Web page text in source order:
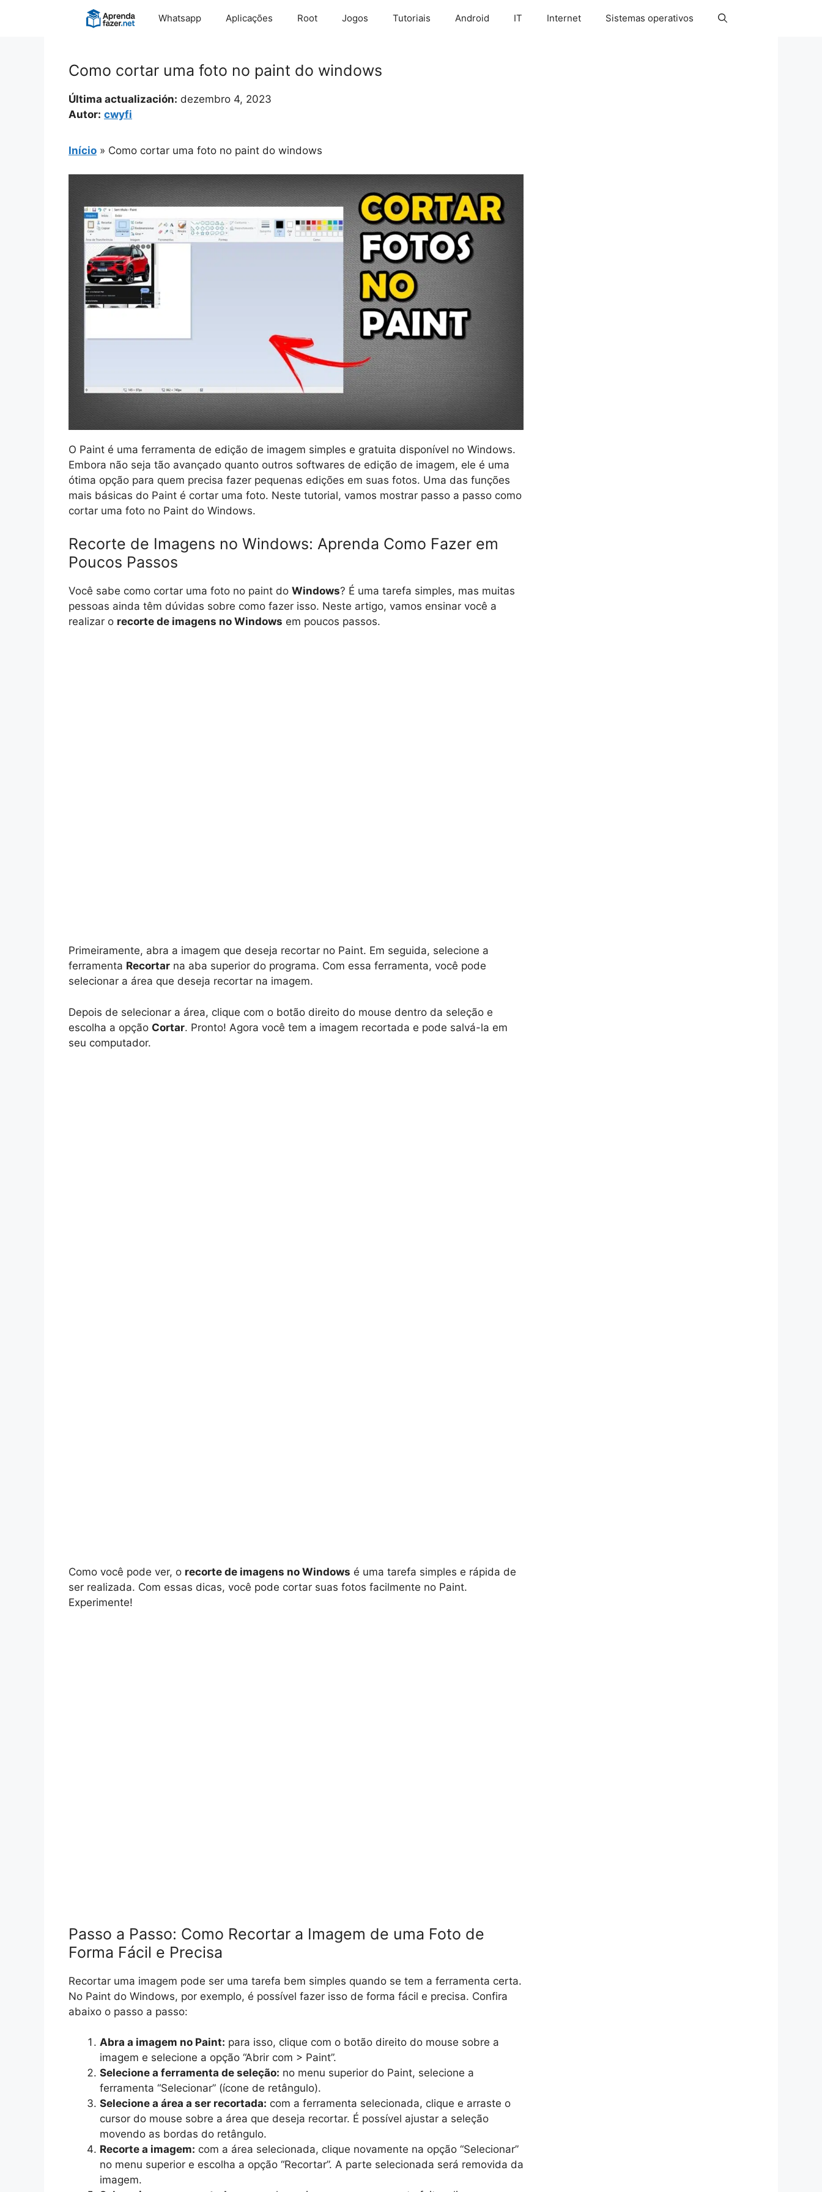
Whatsapp Aplicações Root Jogos Tutoriais Android IT Internet Sistemas operativos
Como cortar uma foto no paint do windows
Última actualización: dezembro 4, 2023
Autor: cwyfi
Início » Como cortar uma foto no paint do windows
O Paint é uma ferramenta de edição de imagem simples e gratuita disponível no Windows.
Embora não seja tão avançado quanto outros softwares de edição de imagem, ele é uma
ótima opção para quem precisa fazer pequenas edições em suas fotos. Uma das funções
mais básicas do Paint é cortar uma foto. Neste tutorial, vamos mostrar passo a passo como
cortar uma foto no Paint do Windows.
Recorte de Imagens no Windows: Aprenda Como Fazer em
Poucos Passos
Você sabe como cortar uma foto no paint do Windows? É uma tarefa simples, mas muitas
pessoas ainda têm dúvidas sobre como fazer isso. Neste artigo, vamos ensinar você a
realizar o recorte de imagens no Windows em poucos passos.
Primeiramente, abra a imagem que deseja recortar no Paint. Em seguida, selecione a
ferramenta Recortar na aba superior do programa. Com essa ferramenta, você pode
selecionar a área que deseja recortar na imagem.
Depois de selecionar a área, clique com o botão direito do mouse dentro da seleção e
escolha a opção Cortar. Pronto! Agora você tem a imagem recortada e pode salvá-la em
seu computador.
Como você pode ver, o recorte de imagens no Windows é uma tarefa simples e rápida de
ser realizada. Com essas dicas, você pode cortar suas fotos facilmente no Paint.
Experimente!
Passo a Passo: Como Recortar a Imagem de uma Foto de
Forma Fácil e Precisa
Recortar uma imagem pode ser uma tarefa bem simples quando se tem a ferramenta certa.
No Paint do Windows, por exemplo, é possível fazer isso de forma fácil e precisa. Confira
abaixo o passo a passo:
Abra a imagem no Paint: para isso, clique com o botão direito do mouse sobre a
imagem e selecione a opção “Abrir com > Paint”.
Selecione a ferramenta de seleção: no menu superior do Paint, selecione a
ferramenta “Selecionar” (ícone de retângulo).
Selecione a área a ser recortada: com a ferramenta selecionada, clique e arraste o
cursor do mouse sobre a área que deseja recortar. É possível ajustar a seleção
movendo as bordas do retângulo.
Recorte a imagem: com a área selecionada, clique novamente na opção “Selecionar”
no menu superior e escolha a opção “Recortar”. A parte selecionada será removida da
imagem.